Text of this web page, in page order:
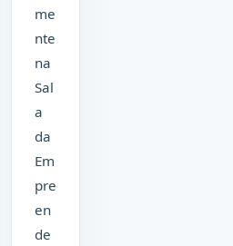
me
nte
na
Sal
a
da
Em
pre
en
de